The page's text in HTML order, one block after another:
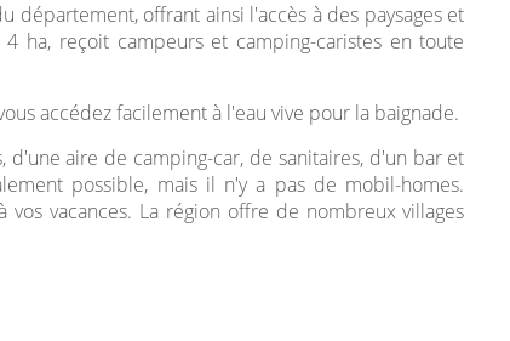
offrant ainsi l'accès à des paysages et
ha, reçoit campeurs et camping-caristes en toute
accédez facilement à l'eau vive pour la baignade.
aire de camping-car, de sanitaires, d'un bar et
possible, mais il n'y a pas de mobil-homes.
vacances. La région offre de nombreux villages